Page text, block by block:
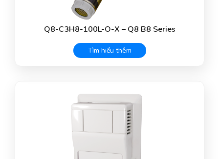
Q8-C3H8-100L-O-X – Q8 B8 Series
Tìm hiểu thêm